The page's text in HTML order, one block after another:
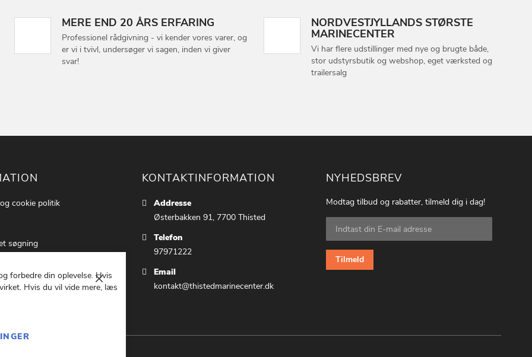
MERE END 20 ÅRS ERFARING
Professionel rådgivning - vi kender vores varer, og
er vi i tvivl, undersøger vi sagen, inden vi giver
svar!
NORDVESTJYLLANDS STØRSTE
MARINECENTER
Vi har flere udstillinger med nye og brugte både,
stor udstyrsbutik og webshop, eget værksted og
trailersalg
cookie politik
søgning
KONTAKTINFORMATION
Addresse
Østerbakken 91, 7700 Thisted
Telefon
97971222
Email
kontakt@thistedmarinecenter.dk
NYHEDSBREV
Modtag tilbud og rabatter, tilmeld dig i dag!
Tilmeld
dig
vores
nyhedsbrev:
Tilmeld
Luk
forbedre din oplevelse. Hvis
Hvis du vil vide mere, læs